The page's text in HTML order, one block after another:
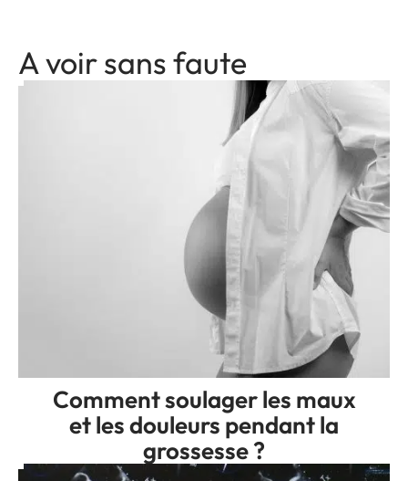
A voir sans faute
Comment soulager les maux
et les douleurs pendant la
grossesse ?